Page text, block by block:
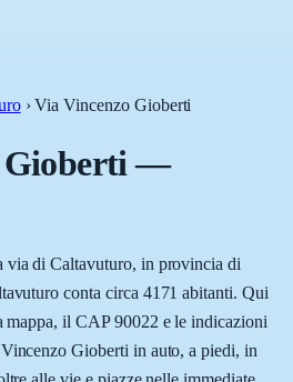
›Via Vincenzo Gioberti
Gioberti—
via di Caltavuturo, in provincia di
conta circa 4171 abitanti. Qui
mappa, il CAP 90022 e le indicazioni
Gioberti in auto, a piedi, in